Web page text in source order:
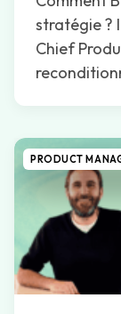
stratégie ?
Chief
PRODUCT